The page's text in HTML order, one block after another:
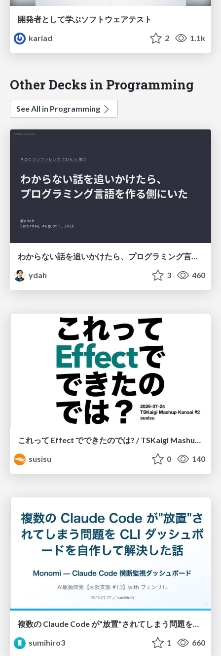
開発者として学ぶソフトウェアテスト
kariad
2 1.1k
Other Decks in Programming
See All in Programming
ydah
3 460
これって Effect でできたのでは? / TSKaigi Mashup Kansai #2
susisu
0 140
複数の Claude Code が"放置"されてしまう問題をCLI ダッシュボードを自作して解決した話
sumihiro3
1 660